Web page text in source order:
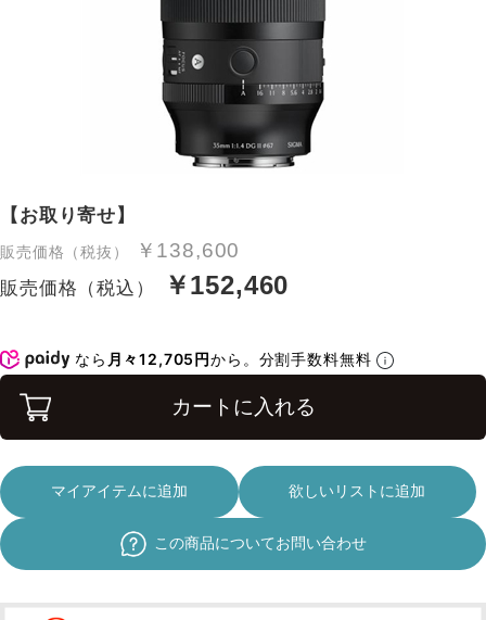
【お取り寄せ】
販売価格（税抜） ￥138,600
販売価格（税込） ￥152,460
なら 月々12,705円から。分割手数料無料
カートに入れる
マイアイテムに追加 欲しいリストに追加
この商品についてお問い合わせ